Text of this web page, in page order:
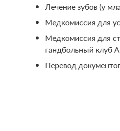
Лечение зубов (у
Медкомиссия для
Медкомиссия для
гандбольный клуб
Перевод